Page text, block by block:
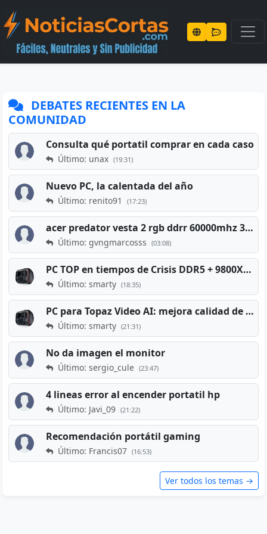
DEBATES RECIENTES EN LA
COMUNIDAD
Consulta qué portatil comprar en cada caso
Último: unax (19:31)
Nuevo PC, la calentada del año
Último: renito91 (17:23)
acer predator vesta 2 rgb ddrr 60000mhz 32gb x2 16gb
Último: gvngmarcosss (03:08)
PC TOP en tiempos de Crisis DDR5 + 9800X3D + RTX 5080 [2026][2400€]
Último: smarty (18:35)
PC para Topaz Video AI: mejora calidad de vídeos viejos
Último: smarty (21:31)
No da imagen el monitor
Último: sergio_cule (23:47)
4 lineas error al encender portatil hp
Último: Javi_09 (21:22)
Recomendación portátil gaming
Último: Francis07 (16:53)
Ver todos los temas →